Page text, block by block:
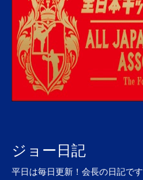
ジョー日記
平日は毎日更新！会長の日記です